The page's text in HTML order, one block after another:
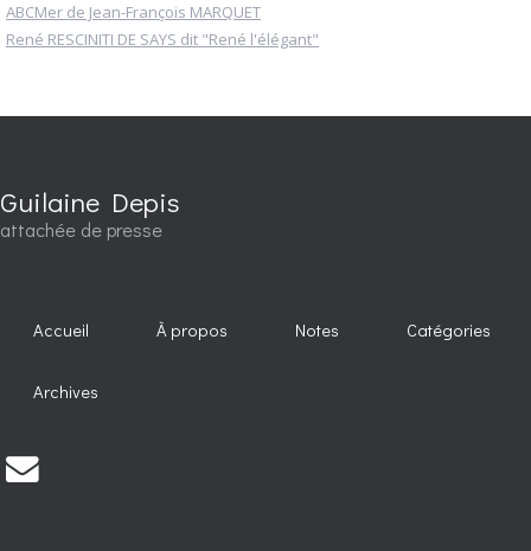
ABCMer de Jean-François MARQUET
René RESCINITI DE SAYS dit "René l'élégant"
Guilaine Depis
attachée de presse
Accueil À propos Notes Catégories
Archives